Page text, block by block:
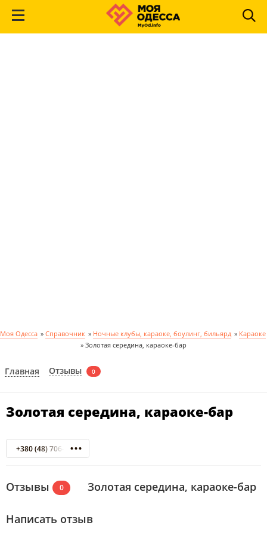
Моя Одесса » Справочник » Ночные клубы, караоке, боулинг, бильярд » Караоке
» Золотая середина, караоке-бар
Главная Отзывы 0
Золотая середина, караоке-бар
+380 (48) 706-84-69
Отзывы 0 Золотая середина, караоке-бар
Написать отзыв